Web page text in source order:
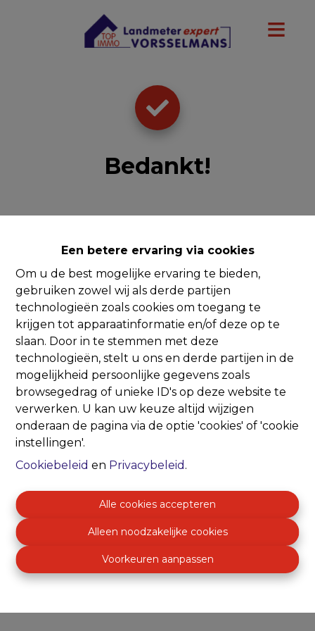
Een betere ervaring via cookies
Om u de best mogelijke ervaring te bieden,
gebruiken zowel wij als derde partijen
technologieën zoals cookies om toegang te
krijgen tot apparaatinformatie en/of deze op te
slaan. Door in te stemmen met deze
technologieën, stelt u ons en derde partijen in de
mogelijkheid persoonlijke gegevens zoals
browsegedrag of unieke ID's op deze website te
verwerken. U kan uw keuze altijd wijzigen
onderaan de pagina via de optie 'cookies' of 'cookie
instellingen'.
Cookiebeleid en Privacybeleid .
Alle cookies accepteren
Alleen noodzakelijke cookies
Voorkeuren aanpassen
Bedankt!
Terug naar de homepagina
Top Immo
2980 Zoersel
03 289 08 00
info@top-immo.be